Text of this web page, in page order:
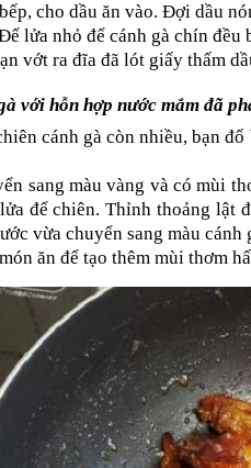
cho dầu ăn vào. Đợi dầu
lửa nhỏ để cánh gà chín đều
vớt ra đĩa đã lót giấy thấm
với hỗn hợp nước mắm đã
cánh gà còn nhiều, bạn
sang màu vàng và có mùi
để chiên. Thỉnh thoảng lật
vừa chuyển sang màu cánh
ăn để tạo thêm mùi thơm